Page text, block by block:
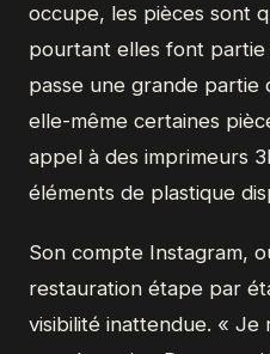
occupe, les pièces sont
pourtant elles font
passe une grande partie
elle-même certaines
appel à des imprimeurs
éléments de plastique
Son compte Instagram,
restauration étape par
visibilité inattendue. « Je